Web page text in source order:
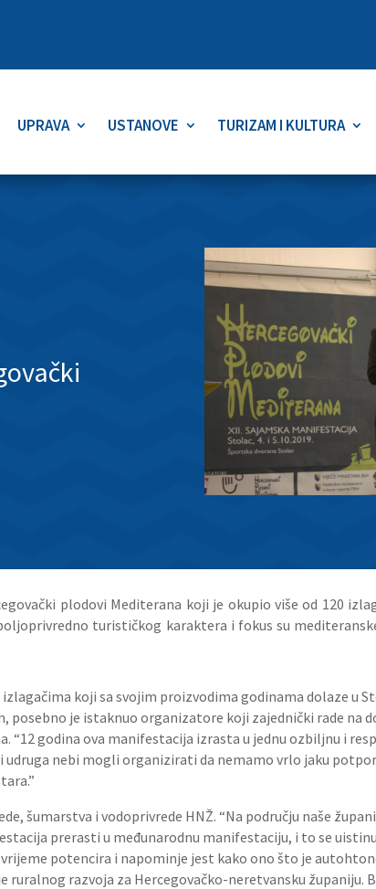
UPRAVA USTANOVE TURIZAM I KULTURA
plodovi Mediterana koji je okupio više od 120
turističkog karaktera i fokus su
koji sa svojim proizvodima godinama dolaze u
posebno je istaknuo organizatore koji zajednički rade na
“12 godina ova manifestacija izrasta u jednu ozbiljnu i
nebi mogli organizirati da nemamo vrlo jaku
šumarstva i vodoprivrede HNŽ. “Na području naše
prerasti u međunarodnu manifestaciju, i to se
vrijeme potencira i napominje jest kako ono što je
ruralnog razvoja za Hercegovačko-neretvansku županiju.